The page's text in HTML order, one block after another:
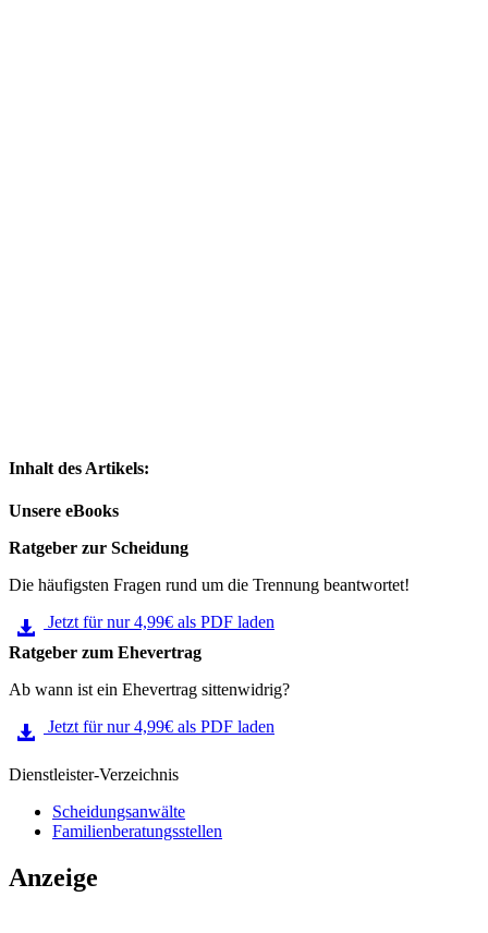
Inhalt des Artikels:
Unsere eBooks
Ratgeber zur Scheidung
Die häufigsten Fragen rund um die Trennung beantwortet!
Jetzt für nur 4,99€ als PDF laden
Ratgeber zum Ehevertrag
Ab wann ist ein Ehevertrag sittenwidrig?
Jetzt für nur 4,99€ als PDF laden
Dienstleister-Verzeichnis
Scheidungsanwälte
Familienberatungsstellen
Anzeige